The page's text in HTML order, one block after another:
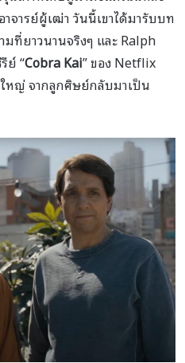
จารย์ผู้เฒ่า วันนี้เขาได้มารับบท
ที่ยาวนานจริงๆ และ Ralph
ย์ “Cobra Kai” ของ Netflix
หญ่ จากลูกศิษย์กลับมาเป็น